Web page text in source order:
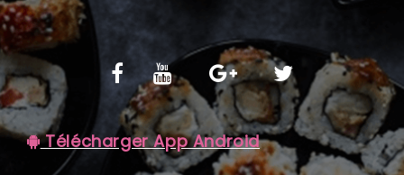
Télécharger App Android